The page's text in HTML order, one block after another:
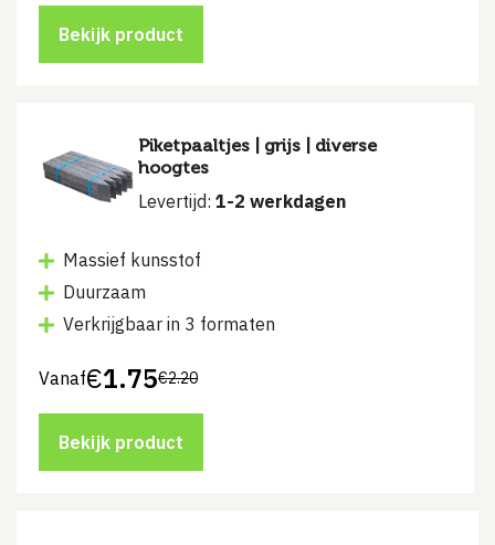
was:
€3.25.
is:
€2.55.
Bekijk product
Piketpaaltjes | grijs | diverse
hoogtes
Levertijd: 1-2 werkdagen
Massief kunsstof
Duurzaam
Verkrijgbaar in 3 formaten
Vanaf €2.20
€1.75
Bekijk product